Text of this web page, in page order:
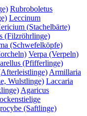
Rubroboletus
Leccinum
(Stachelbärte)
(Filzröhrlinge)
(Schwefelköpfe)
Verpa (Verpeln)
(Pfifferlinge)
Armillaria
Wulstlinge) Laccaria
Agaricus
(Saftlinge)